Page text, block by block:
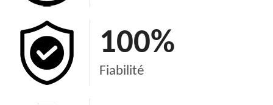
100%
Fiabilité